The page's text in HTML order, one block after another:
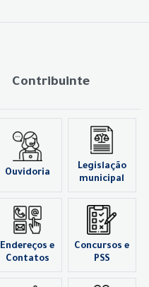
Contribuinte
Ouvidoria
Legislação
municipal
Endereços e
Contatos
Concursos e
PSS